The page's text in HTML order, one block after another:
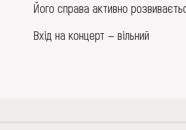
Його справа активно
Вхід на концерт — вільний